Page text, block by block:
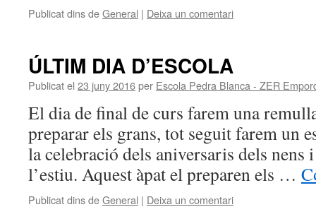
Publicat dins deGeneral | Deixa un comentari
ÚLTIM DIA D’ESCOLA
Publicat el 23 juny 2016per Escola Pedra Blanca - ZER
El dia de final de curs farem una
preparar els grans, tot seguit farem un
la celebració dels aniversaris dels nens
l’estiu. Aquest àpat el preparen els …
Publicat dins deGeneral | Deixa un comentari